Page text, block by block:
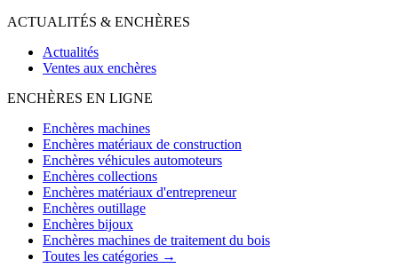
ACTUALITÉS & ENCHÈRES
Actualités
Ventes aux enchères
ENCHÈRES EN LIGNE
Enchères machines
Enchères matériaux de construction
Enchères véhicules automoteurs
Enchères collections
Enchères matériaux d'entrepreneur
Enchères outillage
Enchères bijoux
Enchères machines de traitement du bois
Toutes les catégories →